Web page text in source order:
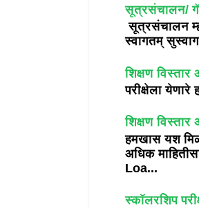
सूत्रसंचालन/
सूत्रसंचालन
स्वागतम्
शिक्षण विस्तार
परीक्षेला
शिक्षण विस्तार
हमखास यश
अधिक
Loa...
स्कॉलरशिप